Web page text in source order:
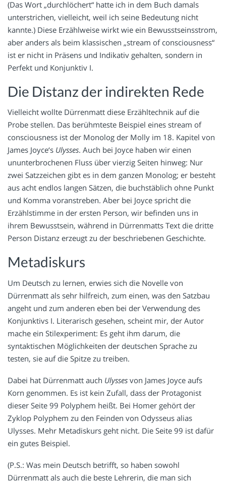
(Das Wort „durchlöchert“ hatte ich in dem Buch damals
unterstrichen, vielleicht, weil ich seine Bedeutung nicht
kannte.) Diese Erzählweise wirkt wie ein Bewusstseinsstrom,
aber anders als beim klassischen „stream of consciousness“
ist er nicht in Präsens und Indikativ gehalten, sondern in
Perfekt und Konjunktiv I.
Die Distanz der indirekten Rede
Vielleicht wollte Dürrenmatt diese Erzähltechnik auf die
Probe stellen. Das berühmteste Beispiel eines stream of
consciousness ist der Monolog der Molly im 18. Kapitel von
James Joyce‘s Ulysses. Auch bei Joyce haben wir einen
ununterbrochenen Fluss über vierzig Seiten hinweg: Nur
zwei Satzzeichen gibt es in dem ganzen Monolog; er besteht
aus acht endlos langen Sätzen, die buchstäblich ohne Punkt
und Komma voranstreben. Aber bei Joyce spricht die
Erzählstimme in der ersten Person, wir befinden uns in
ihrem Bewusstsein, während in Dürrenmatts Text die dritte
Person Distanz erzeugt zu der beschriebenen Geschichte.
Metadiskurs
Um Deutsch zu lernen, erwies sich die Novelle von
Dürrenmatt als sehr hilfreich, zum einen, was den Satzbau
angeht und zum anderen eben bei der Verwendung des
Konjunktivs I. Literarisch gesehen, scheint mir, der Autor
mache ein Stilexperiment: Es geht ihm darum, die
syntaktischen Möglichkeiten der deutschen Sprache zu
testen, sie auf die Spitze zu treiben.
Dabei hat Dürrenmatt auch Ulysses von James Joyce aufs
Korn genommen. Es ist kein Zufall, dass der Protagonist
dieser Seite 99 Polyphem heißt. Bei Homer gehört der
Zyklop Polyphem zu den Feinden von Odysseus alias
Ulysses. Mehr Metadiskurs geht nicht. Die Seite 99 ist dafür
ein gutes Beispiel.
(P.S.: Was mein Deutsch betrifft, so haben sowohl
Dürrenmatt als auch die beste Lehrerin, die man sich